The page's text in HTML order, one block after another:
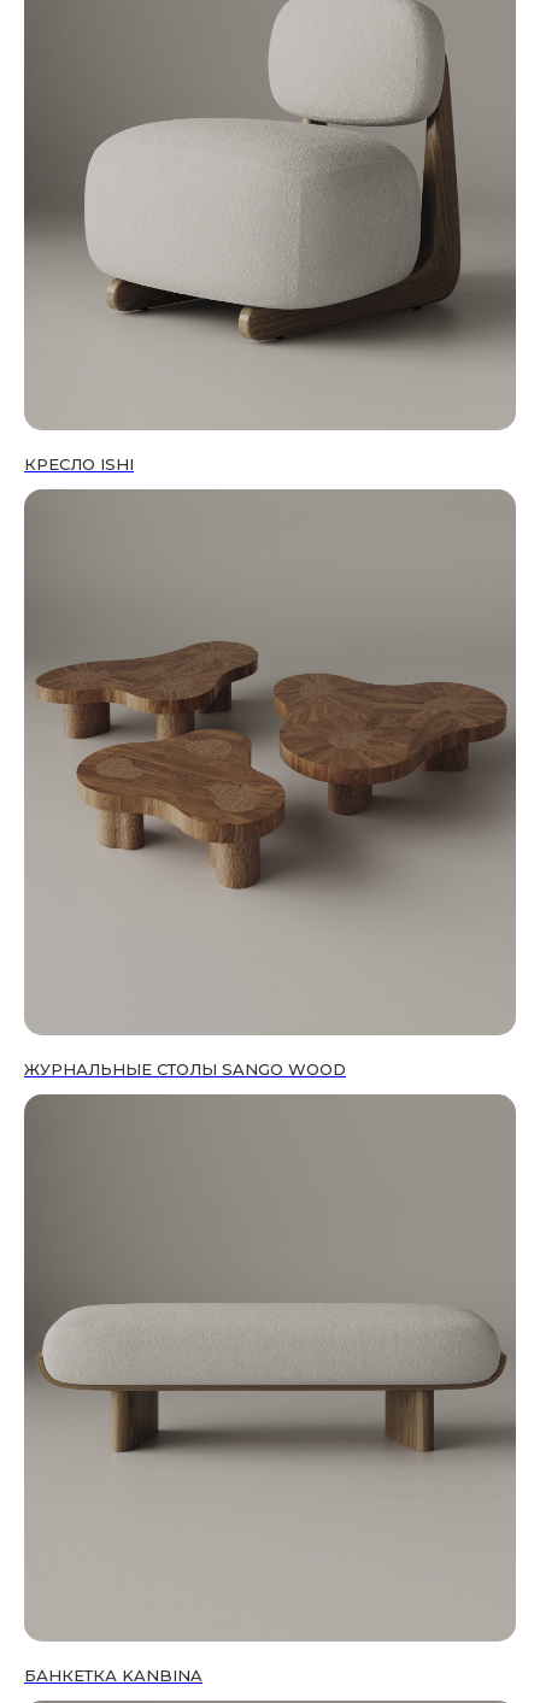
КРЕСЛО ISHI
ЖУРНАЛЬНЫЕ СТОЛЫ SANGO WOOD
БАНКЕТКА KANBINA